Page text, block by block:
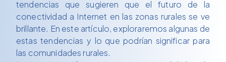
tendencias que sugieren que el futuro de la
conectividad a Internet en las zonas rurales se ve
brillante. En este artículo, exploraremos algunas de
estas tendencias y lo que podrían significar para
las comunidades rurales.